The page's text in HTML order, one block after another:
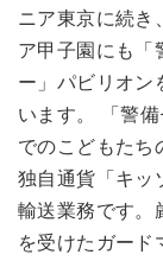
ニア東京に続き
ア甲子園にも「
ー」パビリオン
います。 「警備
でのこどもたち
独自通貨「キッ
輸送業務です。
を受けたガード